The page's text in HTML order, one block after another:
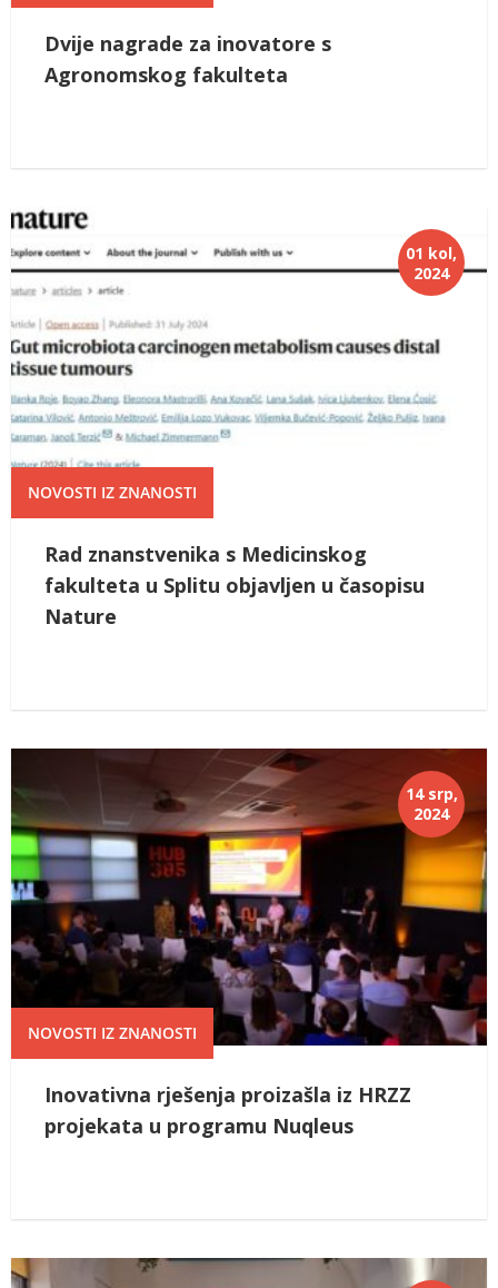
Dvije nagrade za inovatore s
Agronomskog fakulteta
01 kol,
2024
NOVOSTI IZ ZNANOSTI
Rad znanstvenika s Medicinskog
fakulteta u Splitu objavljen u časopisu
Nature
14 srp,
2024
NOVOSTI IZ ZNANOSTI
Inovativna rješenja proizašla iz HRZZ
projekata u programu Nuqleus